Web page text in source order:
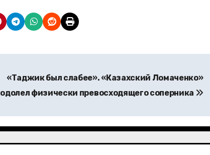
«Таджик был слабее». «Казахский Ломаченко»
одолел физически превосходящего соперника